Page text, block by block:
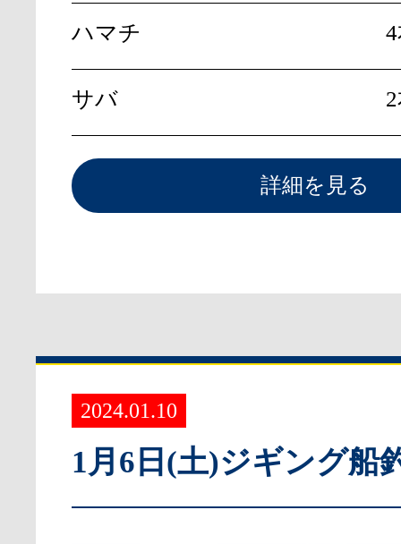
ハマチ
サバ
詳細を見る
2024.01.10
1月6日(土)ジギング船